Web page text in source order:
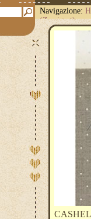
Navigazione:
(Zweigart)